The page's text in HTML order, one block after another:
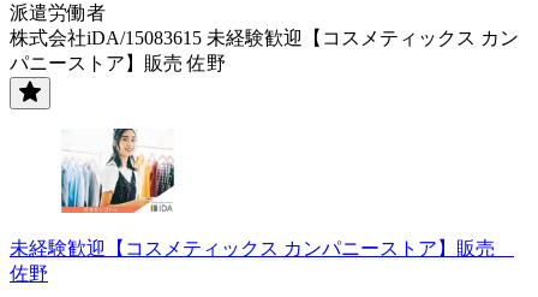
派遣労働者
株式会社iDA/15083615 未経験歓迎【コスメティックス カン
パニーストア】販売 佐野
未経験歓迎【コスメティックス カンパニーストア】販売
佐野